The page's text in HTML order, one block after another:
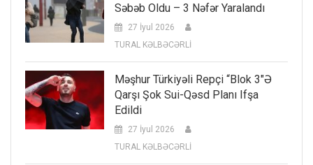
Səbəb Oldu – 3 Nəfər Yaralandı
27 İyul 2026
TURAL KƏLBƏCƏRLİ
Məşhur Türkiyəli Repçi “Blok 3″ə
Qarşı Şok Sui-Qəsd Planı Ifşa
Edildi
27 İyul 2026
TURAL KƏLBƏCƏRLİ